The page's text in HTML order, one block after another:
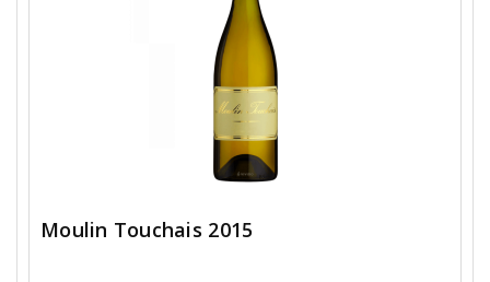
Moulin Touchais 2015